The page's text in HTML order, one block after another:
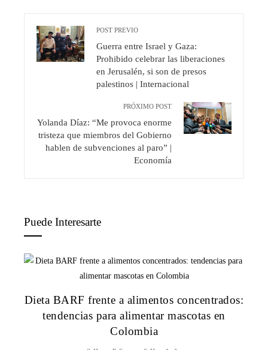
POST PREVIO
Guerra entre Israel y Gaza:
Prohibido celebrar las liberaciones
en Jerusalén, si son de presos
palestinos | Internacional
PRÓXIMO POST
Yolanda Díaz: “Me provoca enorme
tristeza que miembros del Gobierno
hablen de subvenciones al paro” |
Economía
Puede Interesarte
Dieta BARF frente a alimentos concentrados:
tendencias para alimentar mascotas en
Colombia